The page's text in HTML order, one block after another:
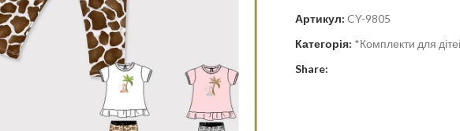
Артикул: CY-9805
Категорія: *Комплекти для
Share: